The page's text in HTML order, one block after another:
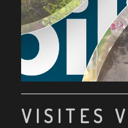
VISITES